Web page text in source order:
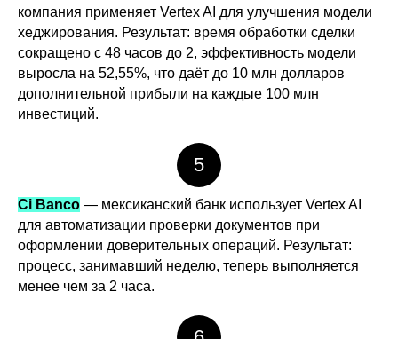
компания применяет Vertex AI для улучшения модели
хеджирования. Результат: время обработки сделки
сокращено с 48 часов до 2, эффективность модели
выросла на 52,55%, что даёт до 10 млн долларов
дополнительной прибыли на каждые 100 млн
инвестиций.
5
Ci Banco — мексиканский банк использует Vertex AI
для автоматизации проверки документов при
оформлении доверительных операций. Результат:
процесс, занимавший неделю, теперь выполняется
менее чем за 2 часа.